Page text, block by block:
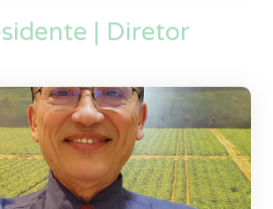
| Diretor